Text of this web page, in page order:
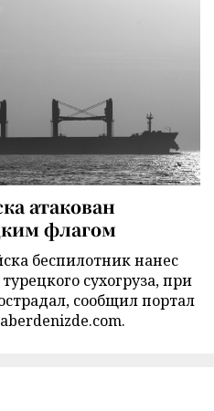
атакован
флагом
беспилотник нанес
сухогруза, при
сообщил портал